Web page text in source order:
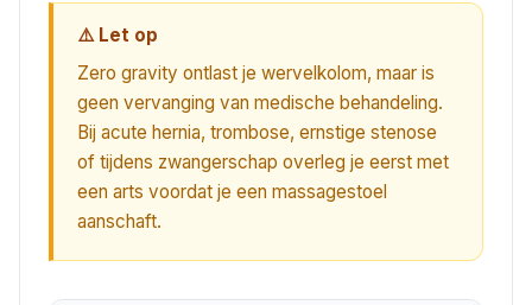
⚠️ Let op
Zero gravity ontlast je wervelkolom, maar is
geen vervanging van medische behandeling.
Bij acute hernia, trombose, ernstige stenose
of tijdens zwangerschap overleg je eerst met
een arts voordat je een massagestoel
aanschaft.